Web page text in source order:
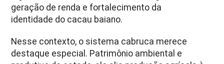
geração de renda e fortalecimento da
identidade do cacau baiano.
Nesse contexto, o sistema cabruca merece
destaque especial. Patrimônio ambiental e